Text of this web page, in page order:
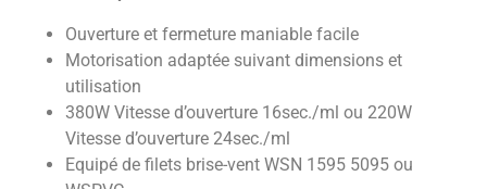
Ouverture et fermeture maniable facile
Motorisation adaptée suivant dimensions et
utilisation
380W Vitesse d’ouverture 16sec./ml ou 220W
Vitesse d’ouverture 24sec./ml
Equipé de filets brise-vent WSN 1595 5095 ou